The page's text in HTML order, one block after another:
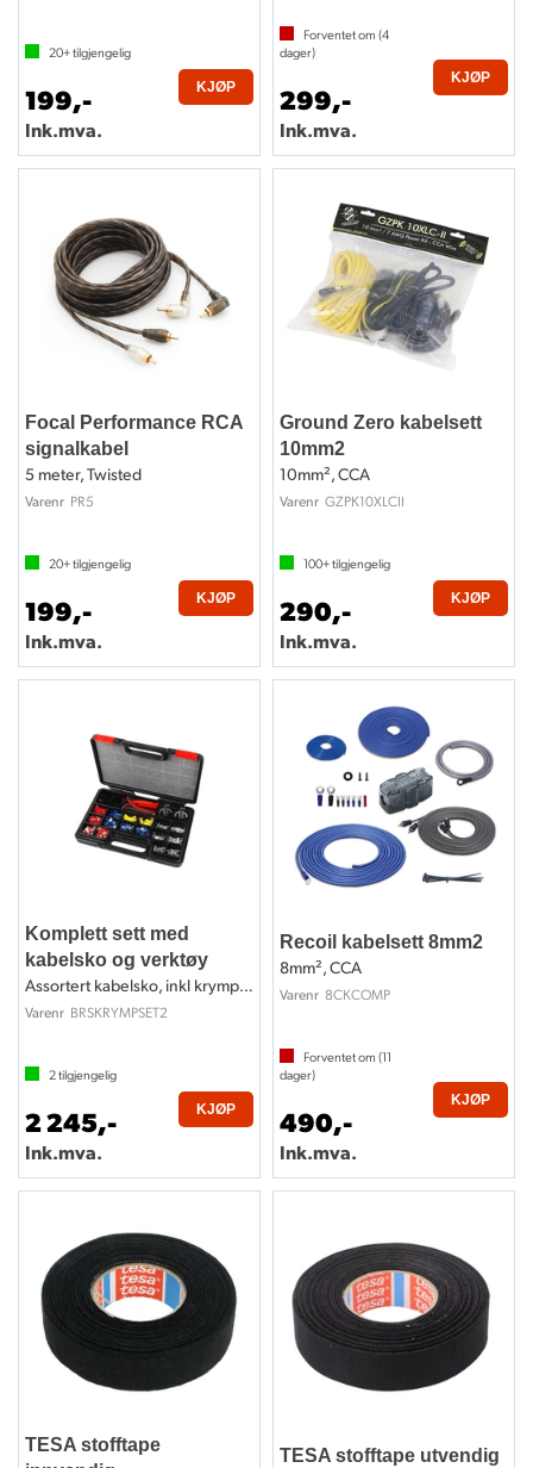
20+tilgjengelig
199,-
Ink.mva.
KJØP
Forventet om (4
dager)
299,-
Ink.mva.
KJØP
Focal Performance RCA
signalkabel
5 meter, Twisted
Varenr PR5
20+tilgjengelig
199,-
Ink.mva.
KJØP
Ground Zero kabelsett
10mm2
10mm², CCA
Varenr GZPK10XLCII
100+tilgjengelig
290,-
Ink.mva.
KJØP
Komplett sett med
kabelsko og verktøy
Assortert kabelsko, inkl krympeverktøy
Varenr BRSKRYMPSET2
2tilgjengelig
2 245,-
Ink.mva.
KJØP
Recoil kabelsett 8mm2
8mm², CCA
Varenr 8CKCOMP
Forventet om (11
dager)
490,-
Ink.mva.
KJØP
TESA stofftape
TESA stofftape utvendig